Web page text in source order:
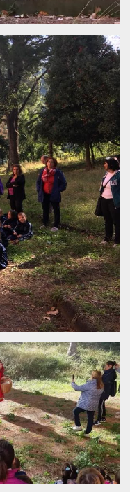
Sessione
Cookie di
Wordpress,
verifica che il
browser accetti i
cookie.
Sessione
Cookie
generato da
applicazioni
basate sul
linguaggio PHP.
Si tratta di un
identificatore
generico
utilizzato per
mantenere le
variabili di
sessione utente.
Normalmente è
un numero
generato in
modo casuale, il
modo in cui
viene utilizzato
può essere
specifico per il
sito, ma un
buon esempio è
mantenere uno
stato di accesso
per un utente
tra le pagine.
1 anno 1
mese
Questo cookie
viene
generalmente
utilizzato per le
prestazioni e
l'ottimizzazione
dei servizi di
elaborazione
dei pagamenti,
facilitando la
memorizzazione
dei contenuti
sul browser per
rendere le
pagine più